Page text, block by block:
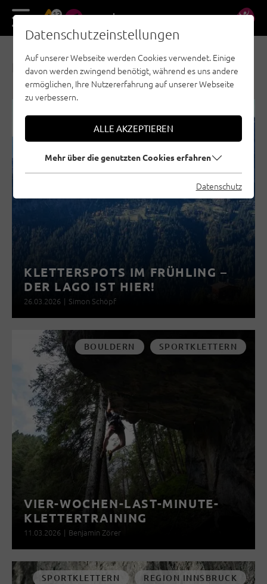
13 DE EN
NEWS & AKTUELLES
REGION SEEFELD - TIROLS HOCHPLATEAU
STEINBERGE
ÖTZTAL
KLETTERSPOTS IM FRÜHLING –
DER LAGO IST HIER!
26.03.2026 | Simon Schöpf
BOULDERN SPORTKLETTERN
VIER-WOCHEN-LAST-MINUTE-
KLETTERTRAINING
11.03.2026 | Benjamin Zörer
SPORTKLETTERN
REGION INNSBRUCK
Datenschutzeinstellungen
Auf unserer Webseite werden Cookies verwendet. Einige
davon werden zwingend benötigt, während es uns andere
ermöglichen, Ihre Nutzererfahrung auf unserer Webseite
zu verbessern.
ALLE AKZEPTIEREN
Mehr über die genutzten Cookies erfahren
Datenschutz